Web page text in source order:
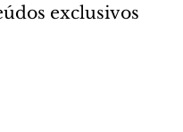
exclusivos